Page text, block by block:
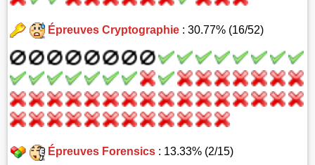
Épreuves Cryptographie: 30.77% (16/52)
Épreuves Forensics: 13.33% (2/15)